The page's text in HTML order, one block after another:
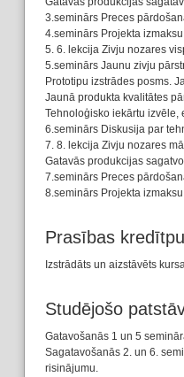
3.seminārs Preces
4.seminārs Projekta
5. 6. lekcija Zivju nozares
5.seminārs Jaunu zivju
Prototipu izstrādes posms.
Jaunā produkta kvalitātes
Tehnoloģisko iekārtu izvēle,
6.seminārs Diskusija par
7. 8. lekcija Zivju nozares
Gatavās produkcijas
7.seminārs Preces
8.seminārs Projekta
Prasības
Izstrādāts un aizstāvēts
Studējošo
Gatavošanās 1 un 5
Sagatavošanās 2. un 6.
risinājumu.